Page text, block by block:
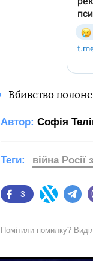
Вбивство
Автор: Софія
Facebook
3
Twitter
Теги: війна Росії
Помітили помилку?